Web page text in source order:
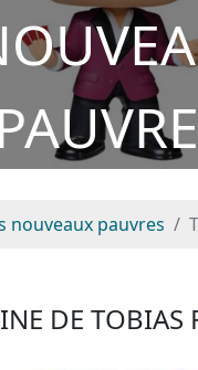
nouveaux pauvres
DE TOBIAS